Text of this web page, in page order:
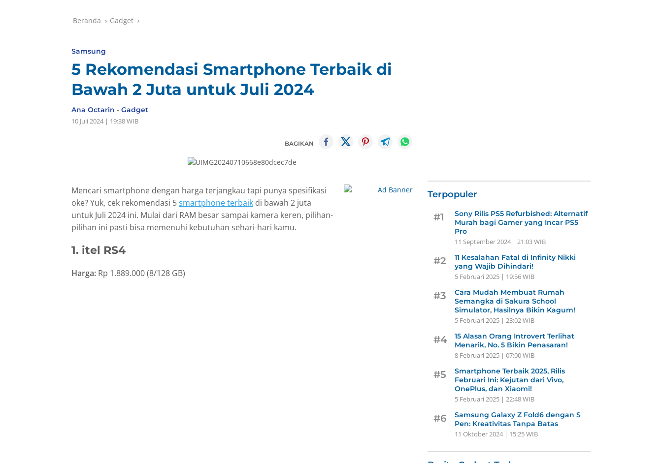
Beranda Gadget
Samsung
5 Rekomendasi Smartphone Terbaik di
Bawah 2 Juta untuk Juli 2024
Ana Octarin - Gadget
10 Juli 2024 | 19:38 WIB
BAGIKAN
Mencari smartphone dengan harga terjangkau tapi punya spesifikasi
oke? Yuk, cek rekomendasi 5smartphone terbaik di bawah 2 juta
untuk Juli 2024 ini. Mulai dari RAM besar sampai kamera keren, pilihan-
pilihan ini pasti bisa memenuhi kebutuhan sehari-hari kamu.
1. itel RS4
Harga: Rp 1.889.000 (8/128 GB)
Terpopuler
#1
Sony Rilis PS5 Refurbished: Alternatif
Murah bagi Gamer yang Incar PS5
Pro
11 September 2024 | 21:03 WIB
#2
11 Kesalahan Fatal di Infinity Nikki
yang Wajib Dihindari!
5 Februari 2025 | 19:56 WIB
#3
Cara Mudah Membuat Rumah
Semangka di Sakura School
Simulator, Hasilnya Bikin Kagum!
5 Februari 2025 | 23:02 WIB
#4
15 Alasan Orang Introvert Terlihat
Menarik, No. 5 Bikin Penasaran!
8 Februari 2025 | 07:00 WIB
#5
Smartphone Terbaik 2025, Rilis
Februari Ini: Kejutan dari Vivo,
OnePlus, dan Xiaomi!
5 Februari 2025 | 22:48 WIB
#6
Samsung Galaxy Z Fold6 dengan S
Pen: Kreativitas Tanpa Batas
11 Oktober 2024 | 15:25 WIB